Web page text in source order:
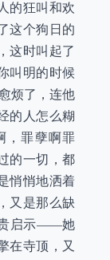
的狂叫和欢
这个狗日的
这时叫起了
叫明的时候
烦了，连他
的人怎么糊
，罪孽啊罪
的一切，都
悄悄地洒着
又是那么缺
贵启示——她
在寺顶，又